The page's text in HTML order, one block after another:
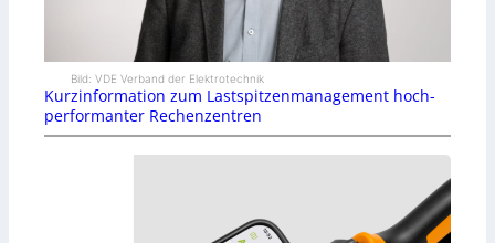
Bild: VDE Verband der Elektrotechnik
Kurzinformation zum Lastspitzenmanagement hoch-
performanter Rechenzentren